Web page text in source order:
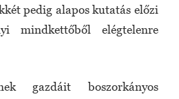
pedig alapos kutatás előzi
mindkettőből elégtelenre
gazdáit boszorkányos